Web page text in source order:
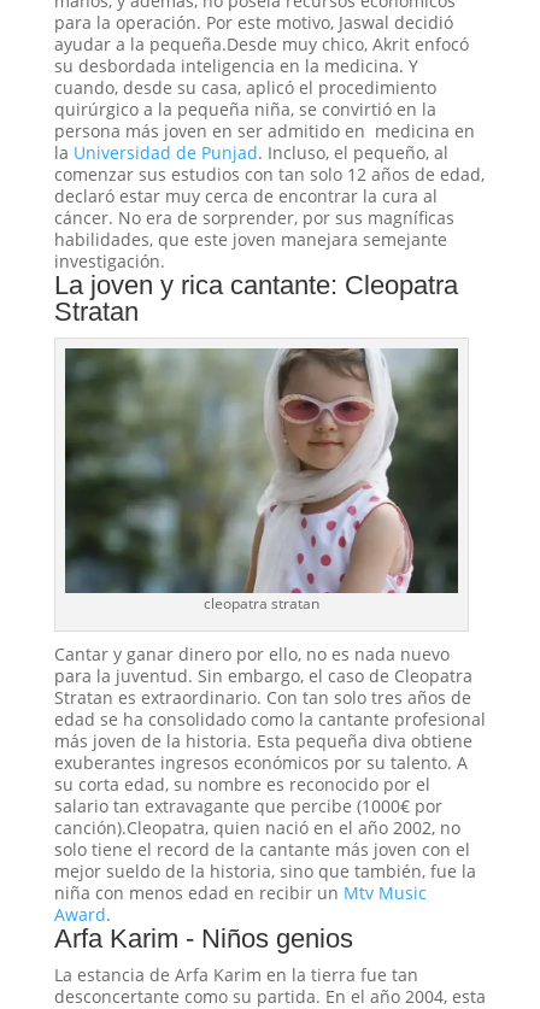
para la operación. Por este motivo, Jaswal decidió
ayudar a la pequeña.Desde muy chico, Akrit enfocó
su desbordada inteligencia en la medicina. Y
cuando, desde su casa, aplicó el procedimiento
quirúrgico a la pequeña niña, se convirtió en la
persona más joven en ser admitido en medicina en
la Universidad de Punjad. Incluso, el pequeño, al
comenzar sus estudios con tan solo 12 años de edad,
declaró estar muy cerca de encontrar la cura al
cáncer. No era de sorprender, por sus magníficas
habilidades, que este joven manejara semejante
investigación.
La joven y rica cantante: Cleopatra
Stratan
cleopatra stratan
Cantar y ganar dinero por ello, no es nada nuevo
para la juventud. Sin embargo, el caso de Cleopatra
Stratan es extraordinario. Con tan solo tres años de
edad se ha consolidado como la cantante profesional
más joven de la historia. Esta pequeña diva obtiene
exuberantes ingresos económicos por su talento. A
su corta edad, su nombre es reconocido por el
salario tan extravagante que percibe (1000€ por
canción).Cleopatra, quien nació en el año 2002, no
solo tiene el record de la cantante más joven con el
mejor sueldo de la historia, sino que también, fue la
niña con menos edad en recibir un Mtv Music
Award.
Arfa Karim - Niños genios
La estancia de Arfa Karim en la tierra fue tan
desconcertante como su partida. En el año 2004, esta